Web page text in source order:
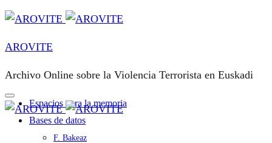
AROVITE
Archivo Online sobre la Violencia Terrorista en Euskadi
Espacios para la memoria
Bases de datos
F. Bakeaz